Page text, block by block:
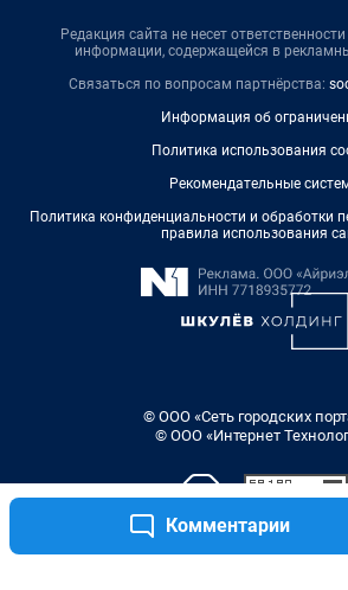
Комментарии
Редакция сайта не несет
информации, содержащейся в
Связаться по вопросам партнёрства:
Информация об
Политика использования
Рекомендательные
Политика конфиденциальности и обработки
правила использования
© ООО «Сеть городских
© ООО «Интернет